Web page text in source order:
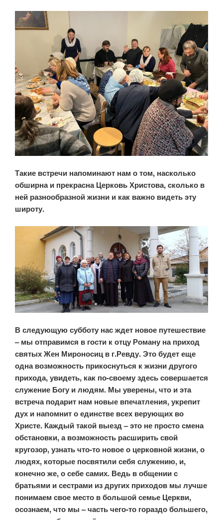
Такие встречи напоминают нам о том, насколько
обширна и прекрасна Церковь Христова, сколько в
ней разнообразной жизни и как важно видеть эту
широту.
В следующую субботу нас ждет новое путешествие
– мы отправимся в гости к отцу Роману на приход
святых Жен Мироносиц в г.Ревду. Это будет еще
одна возможность прикоснуться к жизни другого
прихода, увидеть, как по-своему здесь совершается
служение Богу и людям. Мы уверены, что и эта
встреча подарит нам новые впечатления, укрепит
дух и напомнит о единстве всех верующих во
Христе. Каждый такой выезд – это не просто смена
обстановки, а возможность расширить свой
кругозор, узнать что-то новое о церковной жизни, о
людях, которые посвятили себя служению, и,
конечно же, о себе самих. Ведь в общении с
братьями и сестрами из других приходов мы лучше
понимаем свое место в большой семье Церкви,
осознаем, что мы – часть чего-то гораздо большего,